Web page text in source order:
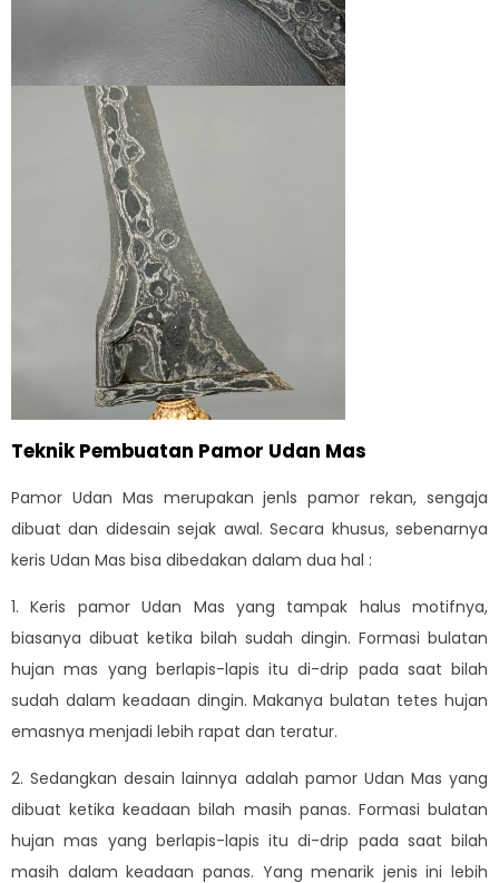
Teknik Pembuatan Pamor Udan Mas
Pamor Udan Mas merupakan jenls pamor rekan, sengaja
dibuat dan didesain sejak awal. Secara khusus, sebenarnya
keris Udan Mas bisa dibedakan dalam dua hal :
1. Keris pamor Udan Mas yang tampak halus motifnya,
biasanya dibuat ketika bilah sudah dingin. Formasi bulatan
hujan mas yang berlapis-lapis itu di-drip pada saat bilah
sudah dalam keadaan dingin. Makanya bulatan tetes hujan
emasnya menjadi lebih rapat dan teratur.
2. Sedangkan desain lainnya adalah pamor Udan Mas yang
dibuat ketika keadaan bilah masih panas. Formasi bulatan
hujan mas yang berlapis-lapis itu di-drip pada saat bilah
masih dalam keadaan panas. Yang menarik jenis ini lebih